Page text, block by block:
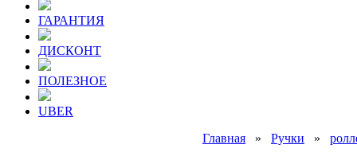
ГАРАНТИЯ
ДИСКОНТ
ПОЛЕЗНОЕ
UBER
Главная » Ручки »